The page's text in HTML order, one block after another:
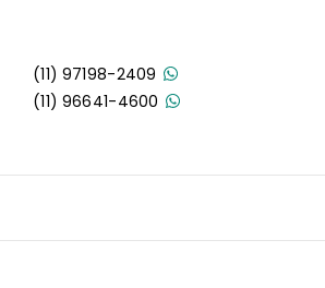
(11) 97198-2409
(11) 96641-4600